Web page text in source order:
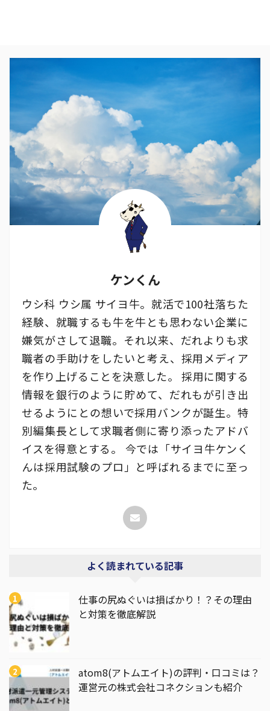
ケンくん
ウシ科 ウシ属 サイヨ牛。就活で100社落ちた
経験、就職するも牛を牛とも思わない企業に
嫌気がさして退職。それ以来、だれよりも求
職者の手助けをしたいと考え、採用メディア
を作り上げることを決意した。 採用に関する
情報を銀行のように貯めて、だれもが引き出
せるようにとの想いで採用バンクが誕生。特
別編集長として求職者側に寄り添ったアドバ
イスを得意とする。 今では「サイヨ牛ケンく
んは採用試験のプロ」と呼ばれるまでに至っ
た。
よく読まれている記事
仕事の尻ぬぐいは損ばかり！？その理由
と対策を徹底解説
atom8(アトムエイト)の評判・口コミは？
運営元の株式会社コネクションも紹介